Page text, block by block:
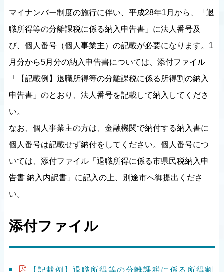
マイナンバー制度の施行に伴い、平成28年1月から、「退
職所得等の分離課税に係る納入申告書」に法人番号及
び、個人番号（個人事業主）の記載が必要になります。1
月分から5月分の納入申告書については、添付ファイル
「【記載例】退職所得等の分離課税に係る所得割の納入
申告書」のとおり、法人番号を記載して納入してくださ
い。
なお、個人事業主の方は、金融機関で納付する納入書に
個人番号は記載せず納付をしてください。個人番号につ
いては、添付ファイル「退職所得に係る市県民税納入申
告書 納入内訳書」に記入の上、別途市へ御提出くださ
い。
添付ファイル
【記載例】退職所得等の分離課税に係る所得割